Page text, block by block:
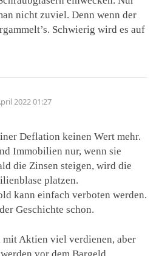
nicht zuviel. Denn wenn der
Schwierig wird es auf
2022 01:27
Deflation keinen Wert mehr.
Immobilien nur, wenn sie
die Zinsen steigen, wird die
platzen.
kann einfach verboten werden.
Geschichte schon.
mit Aktien viel verdienen, aber